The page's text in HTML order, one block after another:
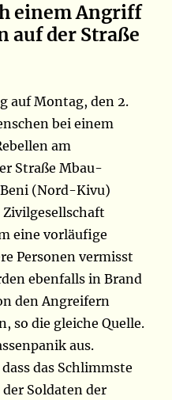
einem Angriff
auf der Straße
auf Montag, den 2.
bei einem
am
Straße Mbau-
(Nord-Kivu)
eine vorläufige
Personen vermisst
ebenfalls in Brand
den Angreifern
so die gleiche Quelle.
aus.
das Schlimmste
Soldaten der